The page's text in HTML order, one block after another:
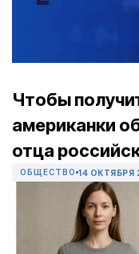
Чтобы
американки
отца
ОБЩЕСТВО 14 ОКТЯБРЯ